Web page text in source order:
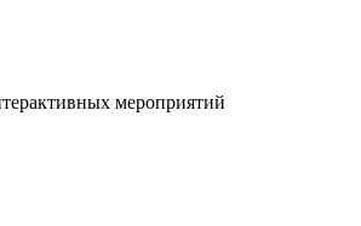
мероприятий